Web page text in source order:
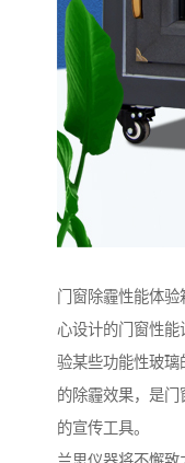
门窗除霾性能体
心设计的门窗性
验某些功能性玻璃
的除霾效果，是
的宣传工具。